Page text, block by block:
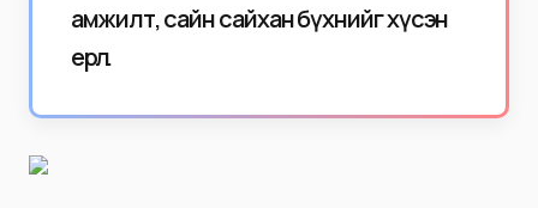
амжилт, сайн сайхан бүхнийг хүсэн
ерөөлөө.